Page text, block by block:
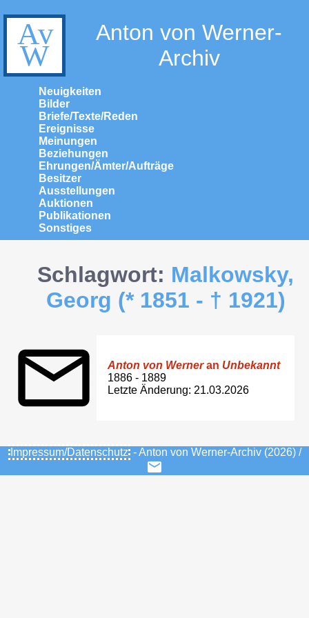
Anton von Werner-
Archiv
Neuigkeiten
Bilder
Briefe/Texte/Reden
Ereignisse
Meinungen
Beziehungen
Ehrungen/Ämter/Aufträge
Besitzer
Ausstellungen
Auktionen
Publikationen
Sonstiges
Schlagwort: Malkowsky,
Georg (* 1851 - † 1921)
Anton von Werneran Unbekannt
1886 - 1889
Letzte Änderung: 21.03.2026
Impressum/Datenschutz - Anton von Werner-Archiv (2026) /